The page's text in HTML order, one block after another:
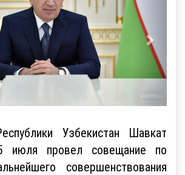
Узбекистан Шавкат
июля провел совещание по
совершенствования